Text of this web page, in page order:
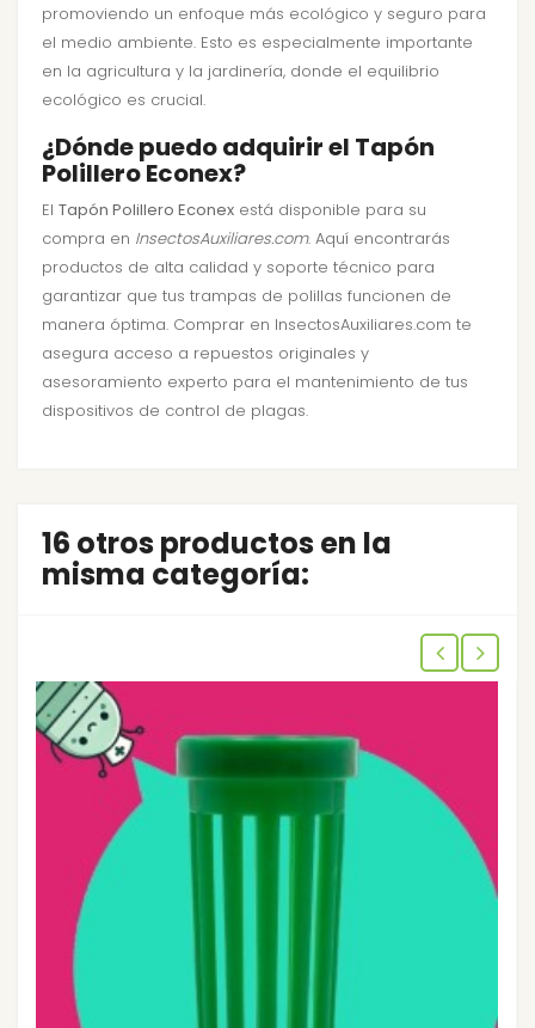
promoviendo un enfoque más ecológico y seguro para
el medio ambiente. Esto es especialmente importante
en la agricultura y la jardinería, donde el equilibrio
ecológico es crucial.
¿Dónde puedo adquirir el Tapón
Polillero Econex?
El Tapón Polillero Econex está disponible para su
compra en InsectosAuxiliares.com. Aquí encontrarás
productos de alta calidad y soporte técnico para
garantizar que tus trampas de polillas funcionen de
manera óptima. Comprar en InsectosAuxiliares.com te
asegura acceso a repuestos originales y
asesoramiento experto para el mantenimiento de tus
dispositivos de control de plagas.
16 otros productos en la
misma categoría: